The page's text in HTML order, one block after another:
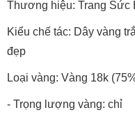
Thương hiệu: Trang Sức
Kiểu chế tác: Dây vàng
đẹp
Loại vàng: Vàng 18k
- Trọng lượng vàng: chỉ